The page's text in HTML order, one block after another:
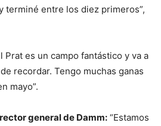
terminé entre los diez primeros”,
Prat es un campo fantástico y va a
recordar. Tengo muchas ganas
mayo”.
general de Damm: “Estamos